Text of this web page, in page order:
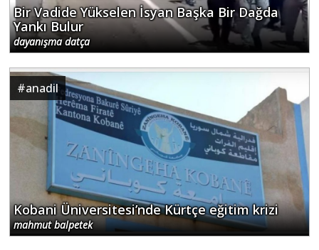
Bir Vadide Yükselen İsyan Başka Bir Dağda
Yankı Bulur
dayanışma datça
#anadil
Kobani Üniversitesi’nde Kürtçe eğitim krizi
mahmut balpetek